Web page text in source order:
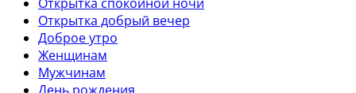
Открытка добрый вечер
Доброе утро
Женщинам
Мужчинам